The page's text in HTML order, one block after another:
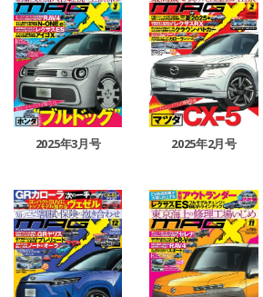
2025年3月号 2025年2月号